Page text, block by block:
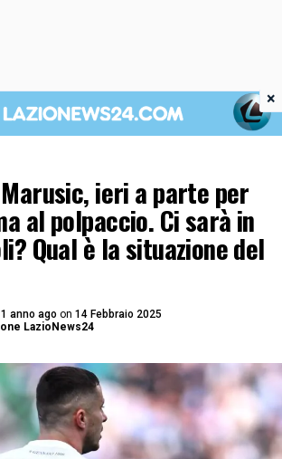
ieri a parte per
al polpaccio. Ci sarà in
Qual è la situazione del
1 anno ago on 14 Febbraio 2025
LazioNews24
×